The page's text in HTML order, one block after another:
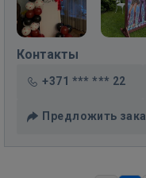
Контакты
+371 *** *** 22
Предложить